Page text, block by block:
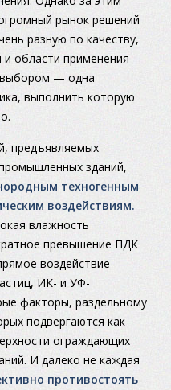
рынок решений
разную по качеству,
области применения
выбором — одна
выполнить которую
предъявляемых
зданий,
техногенным
воздействиям.
влажность
превышение ПДК
воздействие
ИК- и УФ-
факторы, раздельному
подвергаются как
ограждающих
И далеко не каждая
противостоять